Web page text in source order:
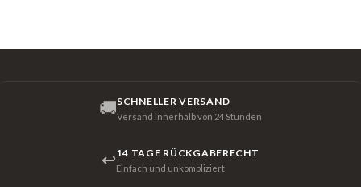
🚚SCHNELLER VERSAND
Versand innerhalb von 24 Stunden
↩14 TAGE RÜCKGABERECHT
Einfach und unkompliziert